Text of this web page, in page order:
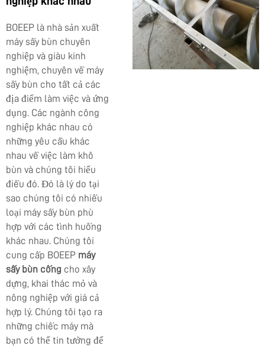
BOEEP là nhà sản xuất
máy sấy bùn chuyên
nghiệp và giàu kinh
nghiệm, chuyên về máy
sấy bùn cho tất cả các
địa điểm làm việc và ứng
dụng. Các ngành công
nghiệp khác nhau có
những yêu cầu khác
nhau về việc làm khô
bùn và chúng tôi hiểu
điều đó. Đó là lý do tại
sao chúng tôi có nhiều
loại máy sấy bùn phù
hợp với các tình huống
khác nhau. Chúng tôi
cung cấp BOEEP máy
sấy bùn cống cho xây
dựng, khai thác mỏ và
nông nghiệp với giá cả
hợp lý. Chúng tôi tạo ra
những chiếc máy mà
bạn có thể tin tưởng để